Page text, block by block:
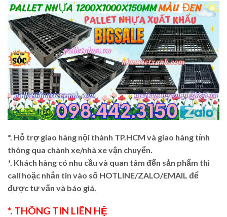
*. Hỗ trợ giao hàng nội thành TP.HCM và giao hàng tỉnh
thông qua chành xe/nhà xe vận chuyển.
*. Khách hàng có nhu cầu và quan tâm đến sản phẩm thì
call hoặc nhắn tin vào số HOTLINE/ZALO/EMAIL để
được tư vấn và báo giá.
*. THÔNG TIN LIÊN HỆ